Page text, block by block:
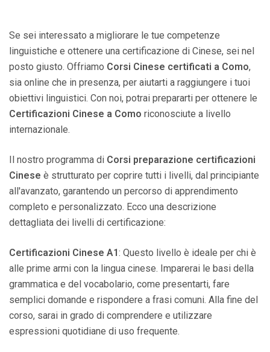
Se sei interessato a migliorare le tue competenze
linguistiche e ottenere una certificazione di Cinese, sei nel
posto giusto. Offriamo Corsi Cinese certificati a Como,
sia online che in presenza, per aiutarti a raggiungere i tuoi
obiettivi linguistici. Con noi, potrai prepararti per ottenere le
Certificazioni Cinese a Como riconosciute a livello
internazionale.
Il nostro programma di Corsi preparazione certificazioni
Cinese è strutturato per coprire tutti i livelli, dal principiante
all'avanzato, garantendo un percorso di apprendimento
completo e personalizzato. Ecco una descrizione
dettagliata dei livelli di certificazione:
Certificazioni Cinese A1: Questo livello è ideale per chi è
alle prime armi con la lingua cinese. Imparerai le basi della
grammatica e del vocabolario, come presentarti, fare
semplici domande e rispondere a frasi comuni. Alla fine del
corso, sarai in grado di comprendere e utilizzare
espressioni quotidiane di uso frequente.